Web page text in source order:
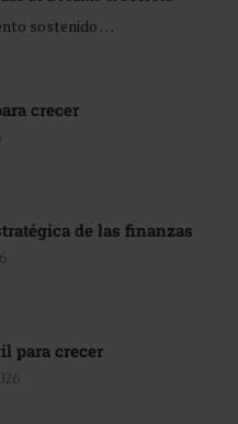
sostenido …
crecer
de las finanzas
para crecer